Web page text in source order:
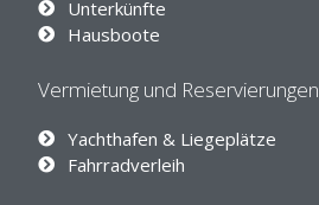
Unterkünfte
Hausboote
Vermietung und Reservierungen
Yachthafen & Liegeplätze
Fahrradverleih